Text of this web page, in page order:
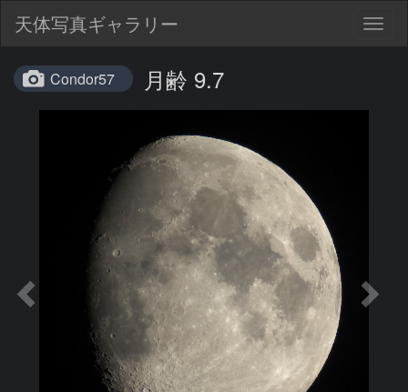
天体写真ギャラリー
Condor57 月齢 9.7